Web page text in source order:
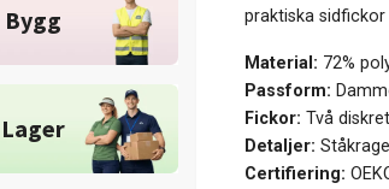
Bygg
Lager
praktiska
Material: 72%
Passform:
Fickor: Två
Detaljer:
Certifiering: